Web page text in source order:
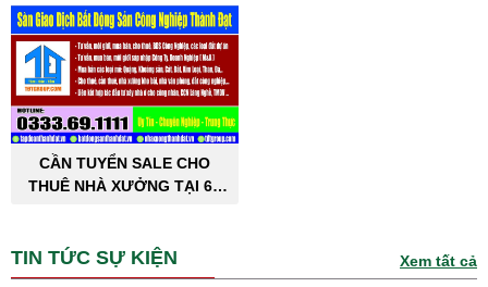
CẦN TUYỂN SALE CHO
THUÊ NHÀ XƯỞNG TẠI 63
TIN TỨC SỰ KIỆN Xem tất cả